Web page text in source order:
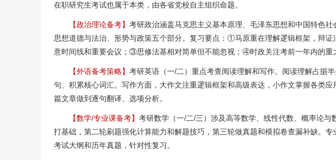
在职研究生考试也属于本类，由各省党校自主组织命题。
【政治理论备考】 考研政治涵盖马克思主义基本原理、毛泽东思想和中国特色社
思想道德与法治、形势与政策五个部分。复习要点：①马原重在理解逻辑框架，辩
意时间线和重要会议；③思修法基相对简单但不能忽视；④时政关注考前一年内的重
【外语备考策略】 考研英语（一/二）重点考查阅读理解和写作。阅读理解占据
句、积累核心词汇。写作方面，大作文注重逻辑框架和高级表达，小作文掌握各类
篇文章做到逐句翻译、选项分析。
【数学/专业课备考】 考研数学（一/二/三）涉及高等数学、线性代数、概率论
打基础，第二轮刷题强化计算能力和解题技巧，第三轮做真题和模拟卷查漏补缺。
考试大纲和历年真题，针对性复习。